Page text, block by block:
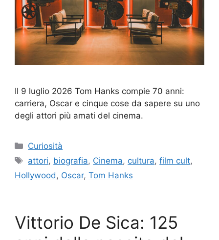
Il 9 luglio 2026 Tom Hanks compie 70 anni:
carriera, Oscar e cinque cose da sapere su uno
degli attori più amati del cinema.
Categorie
Curiosità
Tag
attori, biografia, Cinema, cultura,film cult,
Hollywood, Oscar, Tom Hanks
Vittorio De Sica: 125